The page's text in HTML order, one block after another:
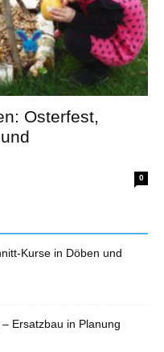
Osterfest,
0
Kurse in Döben und
Ersatzbau in Planung